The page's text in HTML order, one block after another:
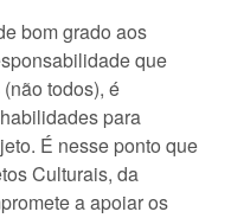
bom grado aos
que
todos), é
para
É nesse ponto que
Culturais, da
a apoiar os